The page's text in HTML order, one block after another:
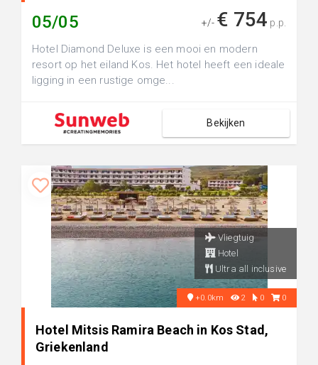
05/05 +/- € 754 p.p.
Hotel Diamond Deluxe is een mooi en modern
resort op het eiland Kos. Het hotel heeft een ideale
ligging in een rustige omge...
Bekijken
Vliegtuig
Hotel
Ultra all inclusive
+0.0km 2 0 0
Hotel Mitsis Ramira Beach in Kos Stad,
Griekenland